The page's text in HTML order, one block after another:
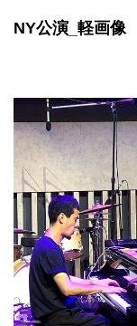
NY公演_軽画像